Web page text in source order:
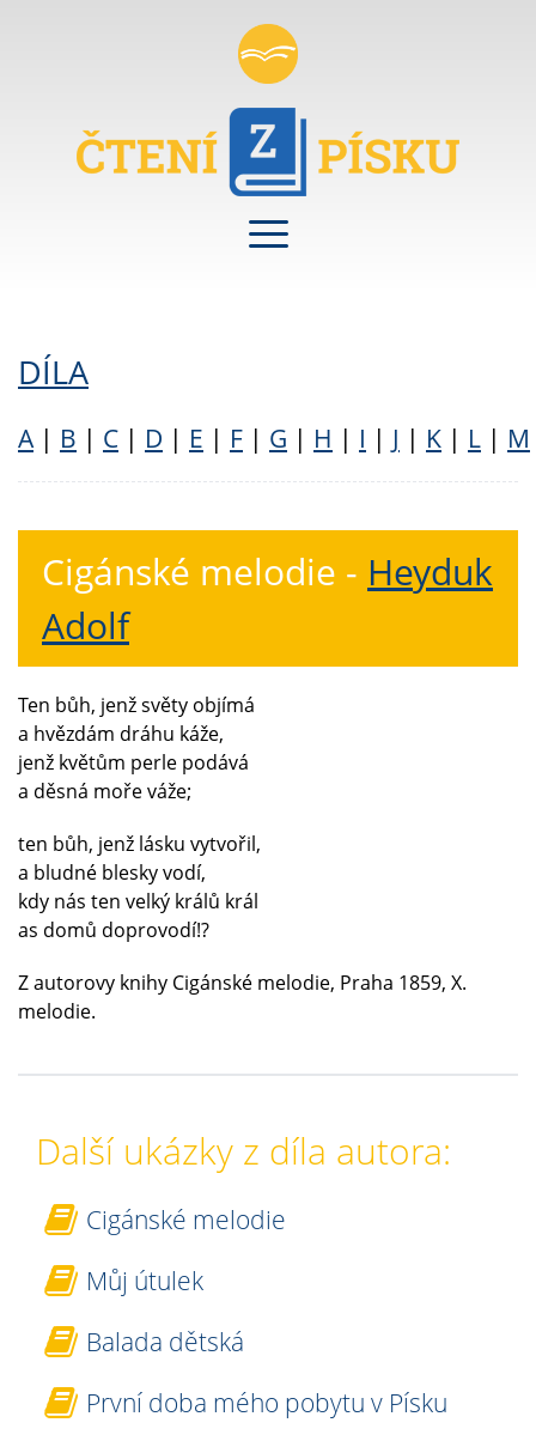
DÍLA
A| B | C | D | E | F | G | H | I | J | K | L | M
Cigánské melodie - Heyduk
Adolf
Ten bůh, jenž světy objímá
a hvězdám dráhu káže,
jenž květům perle podává
a děsná moře váže;
ten bůh, jenž lásku vytvořil,
a bludné blesky vodí,
kdy nás ten velký králů král
as domů doprovodí!?
Z autorovy knihy Cigánské melodie, Praha 1859, X.
melodie.
Další ukázky z díla autora:
Cigánské melodie
Můj útulek
Balada dětská
První doba mého pobytu v Písku